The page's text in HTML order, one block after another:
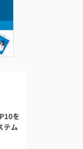
を
テム